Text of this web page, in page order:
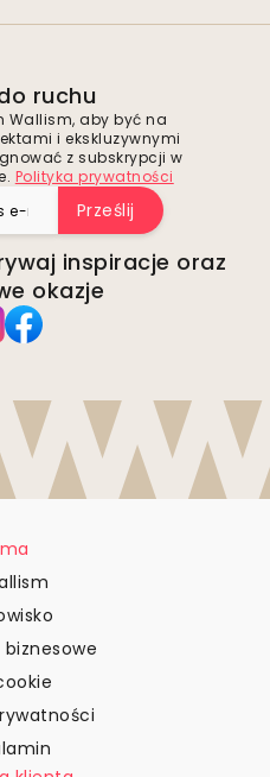
ruchu
Wallism, aby być na
i ekskluzywnymi
z subskrypcji w
Polityka prywatności
Prześlij
inspiracje oraz
okazje